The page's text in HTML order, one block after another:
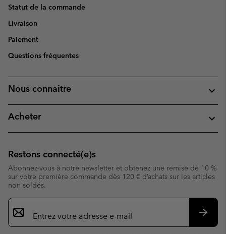
Statut de la commande
Livraison
Paiement
Questions fréquentes
Nous connaitre
Acheter
Restons connecté(e)s
Abonnez-vous à notre newsletter et obtenez une remise de 10 %
sur votre première commande dès 120 € d’achats sur les articles
non soldés.
Inscription
par
e-